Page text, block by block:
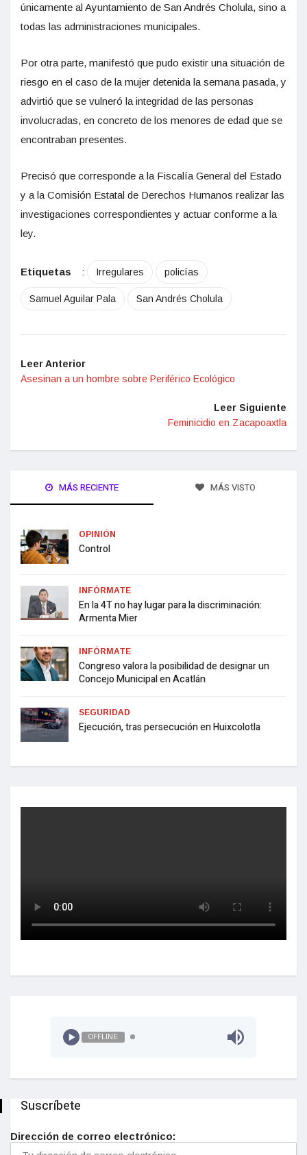
únicamente al Ayuntamiento de San Andrés Cholula, sino a
todas las administraciones municipales.
Por otra parte, manifestó que pudo existir una situación de
riesgo en el caso de la mujer detenida la semana pasada, y
advirtió que se vulneró la integridad de las personas
involucradas, en concreto de los menores de edad que se
encontraban presentes.
Precisó que corresponde a la Fiscalía General del Estado
y a la Comisión Estatal de Derechos Humanos realizar las
investigaciones correspondientes y actuar conforme a la
ley.
Etiquetas : Irregulares policías
Samuel Aguilar Pala San Andrés Cholula
Leer Anterior
Asesinan a un hombre sobre Periférico Ecológico
Leer Siguiente
Feminicidio en Zacapoaxtla
MÁS RECIENTE MÁS VISTO
OPINIÓN
Control
INFÓRMATE
En la 4T no hay lugar para la discriminación:
Armenta Mier
INFÓRMATE
Congreso valora la posibilidad de designar un
Concejo Municipal en Acatlán
SEGURIDAD
Ejecución, tras persecución en Huixcolotla
OFFLINE
Suscríbete
Dirección de correo electrónico: